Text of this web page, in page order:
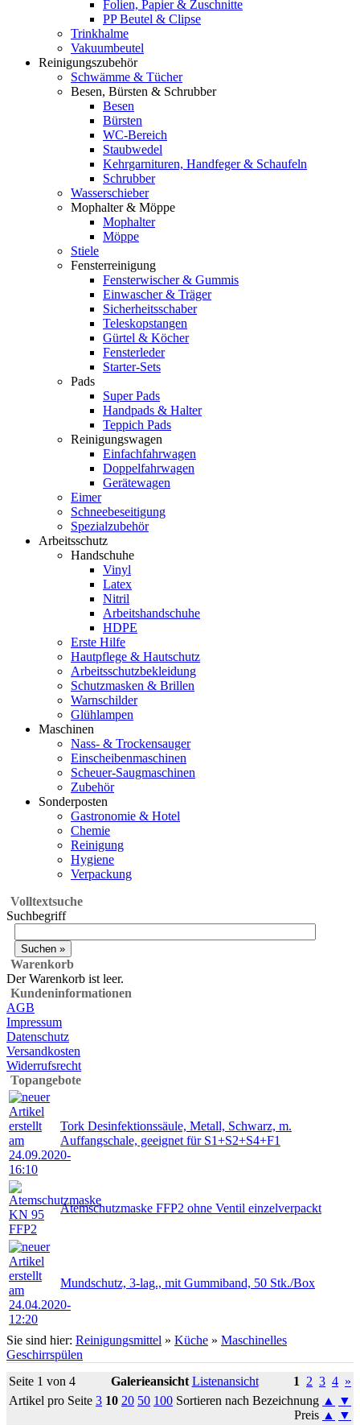
Folien, Papier & Zuschnitte
PP Beutel & Clipse
Trinkhalme
Vakuumbeutel
Reinigungszubehör
Schwämme & Tücher
Besen, Bürsten & Schrubber
Besen
Bürsten
WC-Bereich
Staubwedel
Kehrgarnituren, Handfeger & Schaufeln
Schrubber
Wasserschieber
Mophalter & Möppe
Mophalter
Möppe
Stiele
Fensterreinigung
Fensterwischer & Gummis
Einwascher & Träger
Sicherheitsschaber
Teleskopstangen
Gürtel & Köcher
Fensterleder
Starter-Sets
Pads
Super Pads
Handpads & Halter
Teppich Pads
Reinigungswagen
Einfachfahrwagen
Doppelfahrwagen
Gerätewagen
Eimer
Schneebeseitigung
Spezialzubehör
Arbeitsschutz
Handschuhe
Vinyl
Latex
Nitril
Arbeitshandschuhe
HDPE
Erste Hilfe
Hautpflege & Hautschutz
Arbeitsschutzbekleidung
Schutzmasken & Brillen
Warnschilder
Glühlampen
Maschinen
Nass- & Trockensauger
Einscheibenmaschinen
Scheuer-Saugmaschinen
Zubehör
Sonderposten
Gastronomie & Hotel
Chemie
Reinigung
Hygiene
Verpackung
Volltextsuche
Suchbegriff
Warenkorb
Der Warenkorb ist leer.
Kundeninformationen
AGB
Impressum
Datenschutz
Versandkosten
Widerrufsrecht
Topangebote
Tork Desinfektionssäule, Metall, Schwarz, m.
Auffangschale, geeignet für S1+S2+S4+F1
Atemschutzmaske FFP2 ohne Ventil einzelverpackt
Mundschutz, 3-lag., mit Gummiband, 50 Stk./Box
Sie sind hier: Reinigungsmittel » Küche » Maschinelles
Geschirrspülen
Seite 1 von 4
1 2 3 4 »
Galerieansicht Listenansicht
Artikel pro Seite 3 10 20 50 100 Sortieren nach Bezeichnung ▲
▼
Preis ▲ ▼